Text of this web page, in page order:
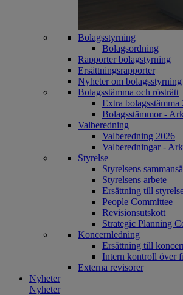
Bolagsstyrning
Bolagsordning
Rapporter bolagstyrning
Ersättningsrapporter
Nyheter om bolagsstyrning
Bolagsstämma och rösträtt
Extra bolagsstämma
Bolagsstämmor -
Valberedning
Valberedning 2026
Valberedningar -
Styrelse
Styrelsens
Styrelsens arbete
Ersättning till
People Committee
Revisionsutskott
Strategic Planning
Koncernledning
Ersättning till
Intern kontroll över
Externa revisorer
Nyheter
Nyheter